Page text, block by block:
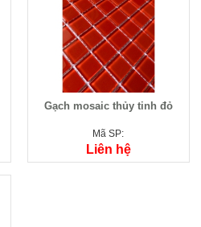
Gạch mosaic thủy tinh đỏ
Mã SP:
Liên hệ